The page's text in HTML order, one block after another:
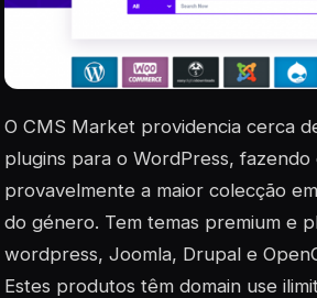
O CMS Market providencia cerca
plugins para o WordPress, fazendo
provavelmente a maior colecção
do género. Tem temas premium e
wordpress, Joomla, Drupal e
Estes produtos têm domain use